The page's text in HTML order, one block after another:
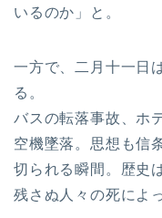
いるのか」と。
一方で、二月十一日
る。
バスの転落事故、ホ
空機墜落。思想も信
切られる瞬間。歴史
残さぬ人々の死によ